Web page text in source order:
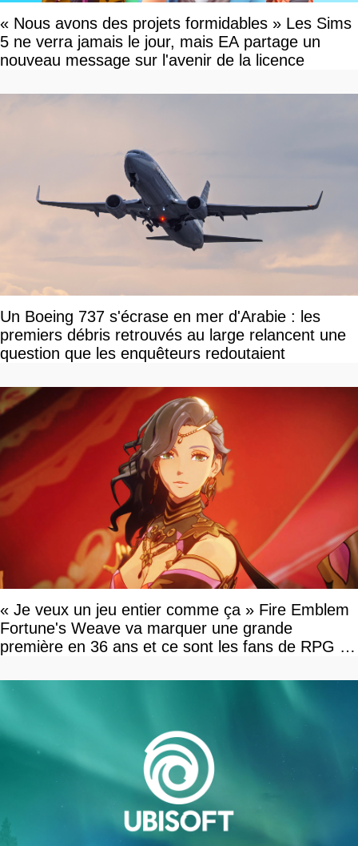
« Nous avons des projets formidables » Les Sims
5 ne verra jamais le jour, mais EA partage un
nouveau message sur l'avenir de la licence
Un Boeing 737 s'écrase en mer d'Arabie : les
premiers débris retrouvés au large relancent une
question que les enquêteurs redoutaient
« Je veux un jeu entier comme ça » Fire Emblem
Fortune's Weave va marquer une grande
première en 36 ans et ce sont les fans de RPG en